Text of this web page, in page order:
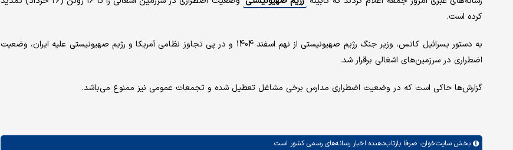
کرده است.
به دستور یسرائیل کاتس، وزیر جنگ رژیم صهیونیستی از نهم اسفند 1404 و در پی تجاوز نظامی آمریکا و رژیم صهیونیستی علیه ایران، وضعیت
اضطراری در سرزمین‌های اشغالی برقرار شد.
گزارش‌ها حاکی است که در وضعیت اضطراری مدارس برخی مشاغل تعطیل شده و تجمعات عمومی نیز ممنوع می‌باشد.
بخش سایت‌خوان، صرفا بازتاب‌دهنده اخبار رسانه‌های رسمی کشور است.